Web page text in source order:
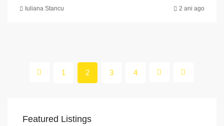
Iuliana Stancu 2 ani ago
1 2 3 4
Featured Listings